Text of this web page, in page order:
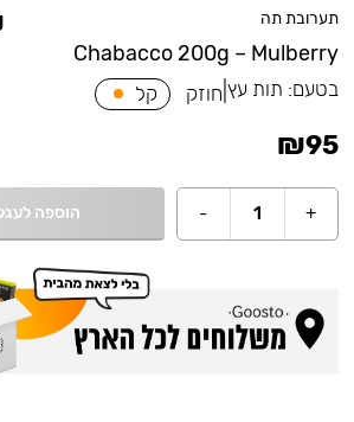
תערובת תה
Chabacco 200g – Mulberry
בטעם: תות עץ חוזק קל
₪95
+
1
- הוספה